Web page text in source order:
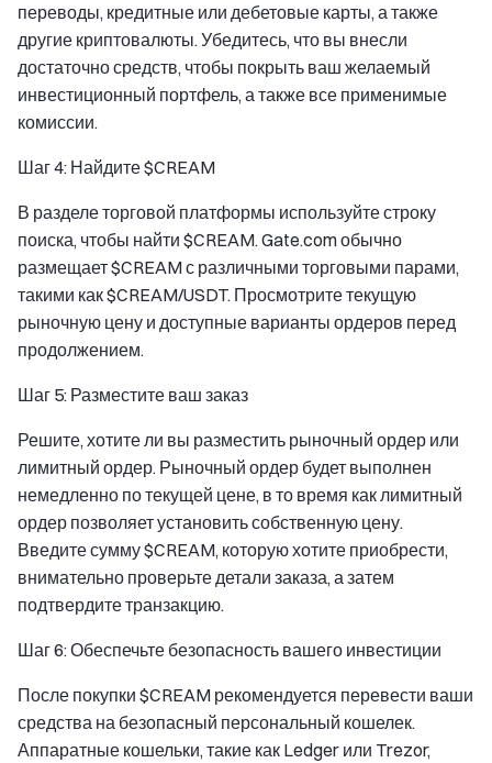
переводы, кредитные или дебетовые карты, а также
другие криптовалюты. Убедитесь, что вы внесли
достаточно средств, чтобы покрыть ваш желаемый
инвестиционный портфель, а также все применимые
комиссии.
Шаг 4: Найдите $CREAM
В разделе торговой платформы используйте строку
поиска, чтобы найти $CREAM. Gate.com обычно
размещает $CREAM с различными торговыми парами,
такими как $CREAM/USDT. Просмотрите текущую
рыночную цену и доступные варианты ордеров перед
продолжением.
Шаг 5: Разместите ваш заказ
Решите, хотите ли вы разместить рыночный ордер или
лимитный ордер. Рыночный ордер будет выполнен
немедленно по текущей цене, в то время как лимитный
ордер позволяет установить собственную цену.
Введите сумму $CREAM, которую хотите приобрести,
внимательно проверьте детали заказа, а затем
подтвердите транзакцию.
Шаг 6: Обеспечьте безопасность вашего инвестиции
После покупки $CREAM рекомендуется перевести ваши
средства на безопасный персональный кошелек.
Аппаратные кошельки, такие как Ledger или Trezor,